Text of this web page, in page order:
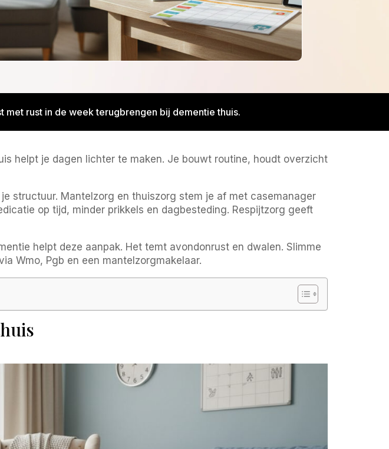
met rust in de week terugbrengen bij dementie thuis.
helpt je dagen lichter te maken. Je bouwt routine, houdt overzicht
structuur. Mantelzorg en thuiszorg stem je af met casemanager
op tijd, minder prikkels en dagbesteding. Respijtzorg geeft
helpt deze aanpak. Het temt avondonrust en dwalen. Slimme
Wmo, Pgb en een mantelzorgmakelaar.